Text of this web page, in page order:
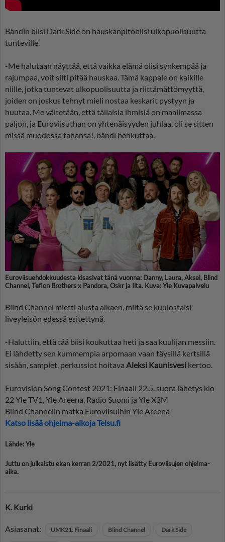
Bändin biisi Dark Side on hauskanpitobiisi ulkopuolisuutta
tunteville.
-Me halutaan näyttää, että vaikka elämä olisi synkempää ja
rajumpaa, voit silti pitää hauskaa. Tämä kappale on kaikille
niille, jotka tuntevat ulkopuolisuutta ja riittämättömyyttä,
joiden on joskus tehnyt mieli nostaa keskarit pystyyn ja
huutaa. Me väitetään, että tällaisia ihmisiä on maailmassa
paljon, ja Euroviisuthan on yhtenäisyyden juhlaa, oli se sitten
missä muodossa tahansa!, bändi hehkuttaa.
Euroviisuehdokkuudesta kisasivat tänä vuonna: Danny, Laura, Aksel, Blind
Channel, Teflon Brothers x Pandora, Oskr ja Ilta. Kuva: Yle Kuvapalvelu
Blind Channel mietti alusta alkaen, miltä se kuulostaisi
liveyleisön edessä esitettynä.
-Haluttiin, että tää biisi koukuttaa heti ja saa kuulijan messiin.
Ei lähdetty sen kummempia arpomaan vaan täysillä kertsillä
sisään, samplet, perkussiot hoitava Aleksi Kaunisvesi kertoo.
Eurovision Song Contest 2021: Finaali 22.5. suora lähetys klo
22 Yle TV1, Yle Areena, Radio Suomi ja Yle X3M
Blind Channelin matka Euroviisuihin Yle Areena
Katso lisää ohjelma-aikoja Telsu.fi
Lähde: Yle
Juttu on julkaistu ekan kerran 2/2021, nyt lisätty Euroviisujen ohjelma-
aika.
K. Kurki
Asiasanat: UMK21: Finaali Blind Channel Dark Side